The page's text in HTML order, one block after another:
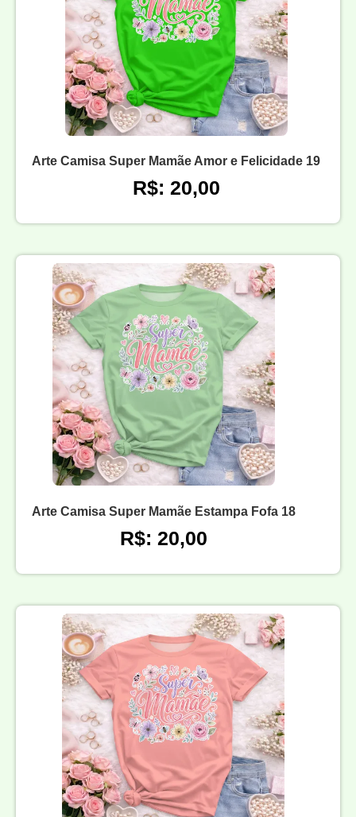
Arte Camisa Super Mamãe Amor e Felicidade 19
R$: 20,00
Arte Camisa Super Mamãe Estampa Fofa 18
R$: 20,00